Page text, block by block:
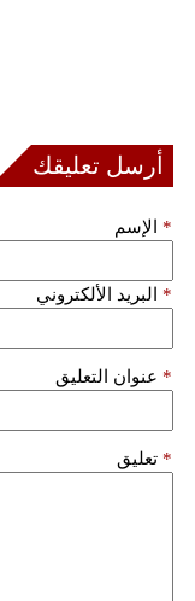
أرسل تعليقك
الإسم *
البريد الألكتروني *
عنوان التعليق *
تعليق *